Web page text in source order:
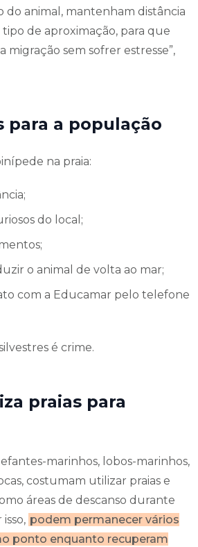
do animal, mantenham distância
de aproximação, para que
migração sem sofrer estresse”,
para a população
na praia:
do local;
o animal de volta ao mar;
com a Educamar pelo telefone
é crime.
praias para
marinhos, lobos-marinhos,
costumam utilizar praias e
áreas de descanso durante
podem permanecer vários
ponto enquanto recuperam